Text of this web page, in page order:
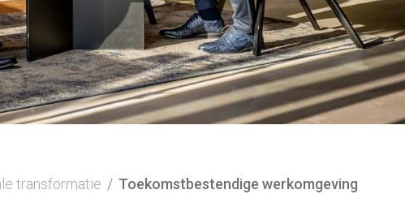
transformatie / Toekomstbestendige werkomgeving